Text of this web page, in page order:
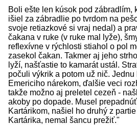
Boli ešte len kúsok pod zábradlím,
išiel za zábradlie po tvrdom na
svoje retiazkové si vraj nedal) a
čakana v ruke (v ruke mal lyže),
reflexívne v rýchlosti stiahol o pol
zasekol čakan. Takmer aj jeho
lyží, našťastie to kamarát ustál.
počuli výkrik a potom už nič.
Emericiho nárekom, ďalšie veci
takže možno aj preletel cezeň -
akoby po dopade. Musel
Kartárikom, našiel ho druhý z
Kartárika, nemal šancu prežiť."